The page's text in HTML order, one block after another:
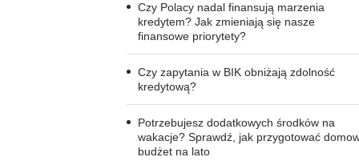
Czy Polacy nadal finansują marzenia
kredytem? Jak zmieniają się nasze
finansowe priorytety?
Czy zapytania w BIK obniżają zdolność
kredytową?
Potrzebujesz dodatkowych środków na
wakacje? Sprawdź, jak przygotować
budżet na lato